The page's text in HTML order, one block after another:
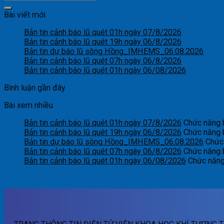
Bài viết mới
Bản tin cảnh báo lũ quét 01h ngày 07/8/2026
Bản tin cảnh báo lũ quét 19h ngày 06/8/2026
Bản tin dự báo lũ sông Hồng_IMHEMS_06.08.2026
Bản tin cảnh báo lũ quét 07h ngày 06/8/2026
Bản tin cảnh báo lũ quét 01h ngày 06/08/2026
Bình luận gần đây
Bài xem nhiều
Bản tin cảnh báo lũ quét 01h ngày 07/8/2026 Chức năng
Bản tin cảnh báo lũ quét 19h ngày 06/8/2026 Chức năng
Bản tin dự báo lũ sông Hồng_IMHEMS_06.08.2026
Bản tin cảnh báo lũ quét 07h ngày 06/8/2026 Chức năng
Bản tin cảnh báo lũ quét 01h ngày 06/08/2026 Chức